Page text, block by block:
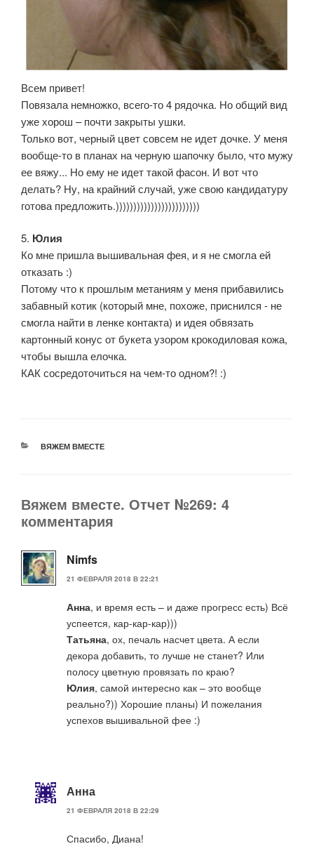
Всем привет!
Повязала немножко, всего-то 4 рядочка. Но общий вид
уже хорош – почти закрыты ушки.
Только вот, черный цвет совсем не идет дочке. У меня
вообще-то в планах на черную шапочку было, что мужу
ее вяжу... Но ему не идет такой фасон. И вот что
делать? Ну, на крайний случай, уже свою кандидатуру
готова предложить.))))))))))))))))))))))))
5. Юлия
Ко мне пришла вышивальная фея, и я не смогла ей
отказать :)
Потому что к прошлым метаниям у меня прибавились
забавный котик (который мне, похоже, приснился - не
смогла найти в ленке контакта) и идея обвязать
картонный конус от букета узором крокодиловая кожа,
чтобы вышла елочка.
КАК сосредоточиться на чем-то одном?! :)
РУБРИКИ
ВЯЖЕМ ВМЕСТЕ
Вяжем вместе. Отчет №269: 4
комментария
Nimfs
21 ФЕВРАЛЯ 2018 В 22:21
Анна, и время есть – и даже прогресс есть) Всё
успеется, кар-кар-кар)))
Татьяна, ох, печаль насчет цвета. А если
декора добавить, то лучше не станет? Или
полосу цветную провязать по краю?
Юлия, самой интересно как – это вообще
реально?)) Хорошие планы) И пожелания
успехов вышивальной фее :)
Анна
21 ФЕВРАЛЯ 2018 В 22:29
Спасибо, Диана!